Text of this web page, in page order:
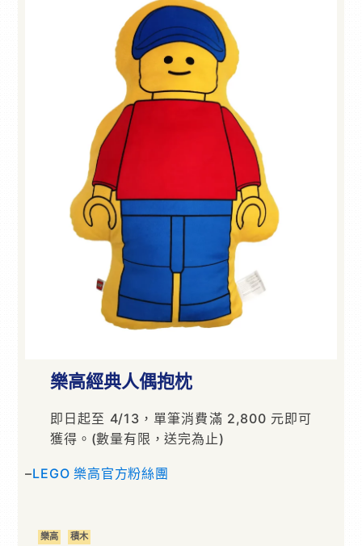
樂高經典人偶抱枕
即日起至 4/13，單筆消費滿 2,800 元即可
獲得。(數量有限，送完為止)
–LEGO 樂高官方粉絲團
樂高 積木